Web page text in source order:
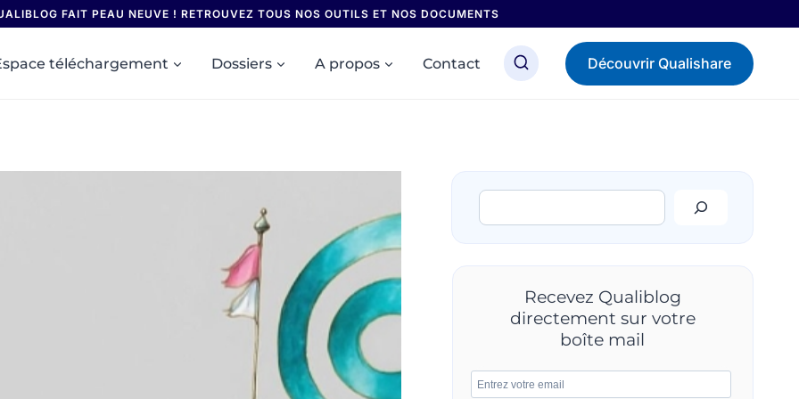
FAIT PEAU NEUVE ! RETROUVEZ TOUS NOS OUTILS ET NOS DOCUMENTS
téléchargement Dossiers A propos Contact Découvrir Qualishare
Rechercher
Recevez Qualiblog
directement sur votre
boîte mail